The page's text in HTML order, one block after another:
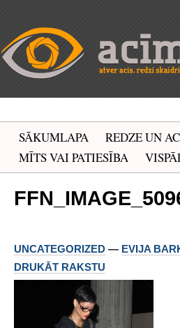
SĀKUMLAPA REDZE UN
MĪTS VAI PATIESĪBA
UNCATEGORIZED — EVIJA
DRUKĀT RAKSTU